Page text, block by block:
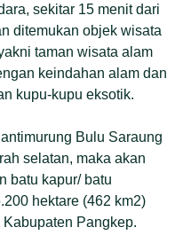
sekitar 15 menit dari
ditemukan objek wisata
taman wisata alam
keindahan alam dan
kupu-kupu eksotik.
Bulu Saraung
selatan, maka akan
batu kapur/ batu
hektare (462 km2)
Pangkep.